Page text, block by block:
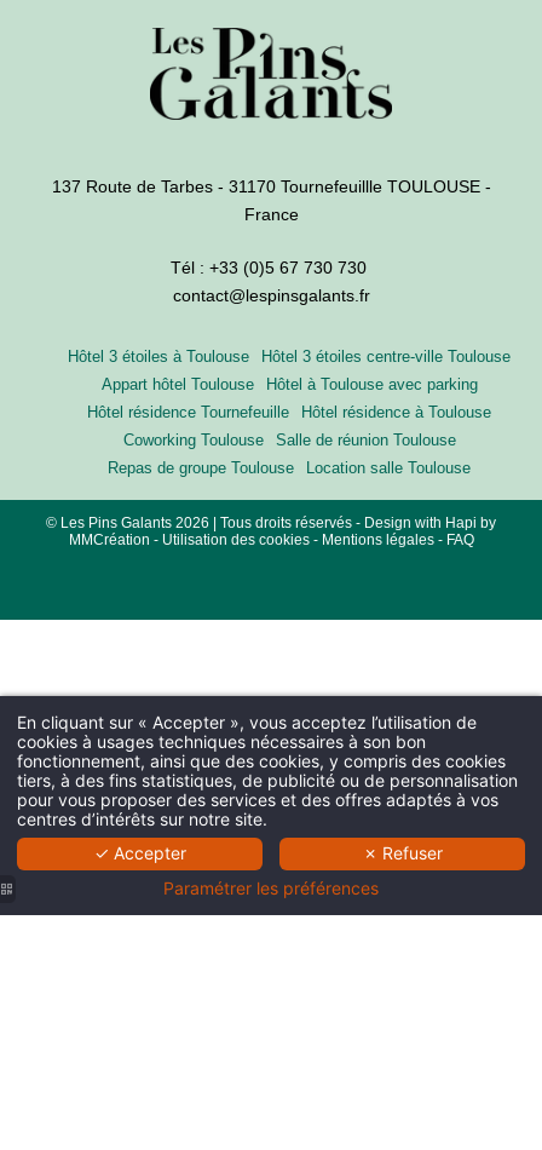
137 Route de Tarbes - 31170 Tournefeuillle TOULOUSE -
France
Tél : +33 (0)5 67 730 730
contact@lespinsgalants.fr
Hôtel 3 étoiles à Toulouse
Hôtel 3 étoiles centre-ville Toulouse
Appart hôtel Toulouse
Hôtel à Toulouse avec parking
Hôtel résidence Tournefeuille
Hôtel résidence à Toulouse
Coworking Toulouse
Salle de réunion Toulouse
Repas de groupe Toulouse
Location salle Toulouse
© Les Pins Galants 2026 | Tous droits réservés - Design with Hapi by
MMCréation - Utilisation des cookies- Mentions légales- FAQ
En cliquant sur « Accepter », vous acceptez l’utilisation de
cookies à usages techniques nécessaires à son bon
fonctionnement, ainsi que des cookies, y compris des cookies
tiers, à des fins statistiques, de publicité ou de personnalisation
pour vous proposer des services et des offres adaptés à vos
centres d’intérêts sur notre site.
✓ Accepter
✗ Refuser
Paramétrer les préférences